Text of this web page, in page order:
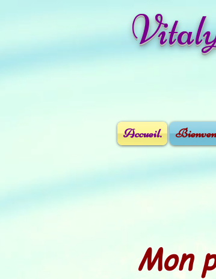
Accueil.
Mon